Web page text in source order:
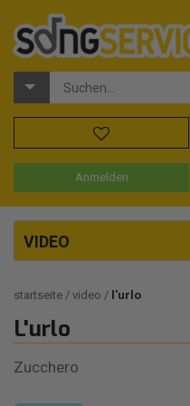
Anmelden
VIDEO
startseite video l'urlo
L'urlo
Zucchero